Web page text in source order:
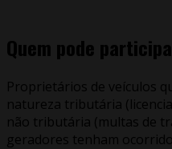
Quem pode
Proprietários de veículos
natureza tributária
não tributária (multas de
geradores tenham